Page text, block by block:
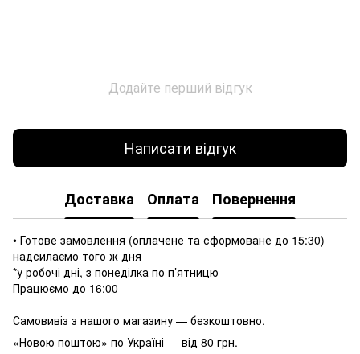
Додайте перший відгук
Написати відгук
Доставка Оплата Повернення
• Готове замовлення (оплачене та сформоване до 15:30)
надсилаємо того ж дня
*у робочі дні, з понеділка по п’ятницю
Працюємо до 16:00
Самовивіз з нашого магазину — безкоштовно.
«Новою поштою» по Україні — від 80 грн.